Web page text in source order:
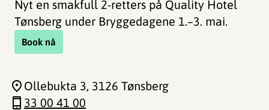
Nyt en smakfull 2-retters på Quality Hotel
Tønsberg under Bryggedagene 1.–3. mai.
Book nå
Ollebukta 3, 3126 Tønsberg
33 00 41 00